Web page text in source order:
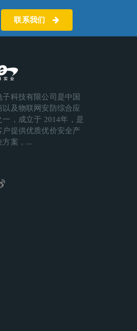
联系我们
子科技有限公司是中国
以及物联网安防综合应
一，成立于 2014年，是
户提供优质优价安全产
方案，...